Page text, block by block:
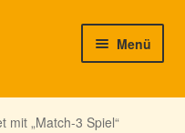
Menü
mit „Match-3 Spiel“